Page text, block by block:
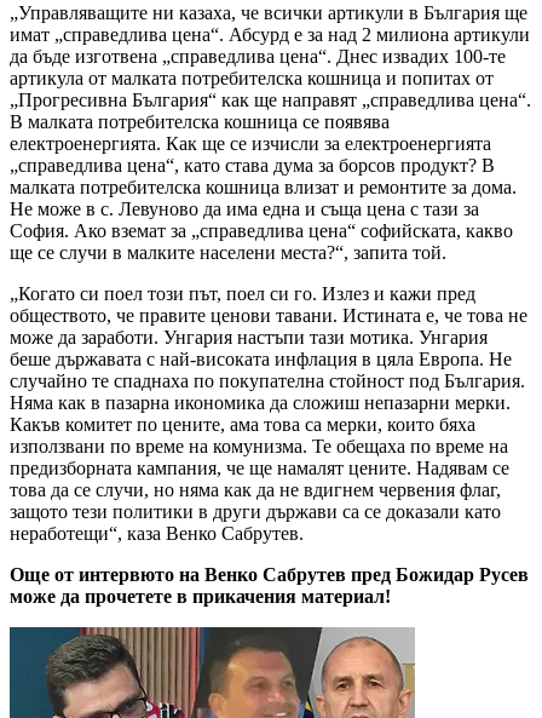
„Управляващите ни казаха, че всички артикули в България ще
имат „справедлива цена“. Абсурд е за над 2 милиона артикули
да бъде изготвена „справедлива цена“. Днес извадих 100-те
артикула от малката потребителска кошница и попитах от
„Прогресивна България“ как ще направят „справедлива цена“.
В малката потребителска кошница се появява
електроенергията. Как ще се изчисли за електроенергията
„справедлива цена“, като става дума за борсов продукт? В
малката потребителска кошница влизат и ремонтите за дома.
Не може в с. Левуново да има една и съща цена с тази за
София. Ако вземат за „справедлива цена“ софийската, какво
ще се случи в малките населени места?“, запита той.
„Когато си поел този път, поел си го. Излез и кажи пред
обществото, че правите ценови тавани. Истината е, че това не
може да заработи. Унгария настъпи тази мотика. Унгария
беше държавата с най-високата инфлация в цяла Европа. Не
случайно те спаднаха по покупателна стойност под България.
Няма как в пазарна икономика да сложиш непазарни мерки.
Какъв комитет по цените, ама това са мерки, които бяха
използвани по време на комунизма. Те обещаха по време на
предизборната кампания, че ще намалят цените. Надявам се
това да се случи, но няма как да не вдигнем червения флаг,
защото тези политики в други държави са се доказали като
неработещи“, каза Венко Сабрутев.
Още от интервюто на Венко Сабрутев пред Божидар Русев
може да прочетете в прикачения материал!